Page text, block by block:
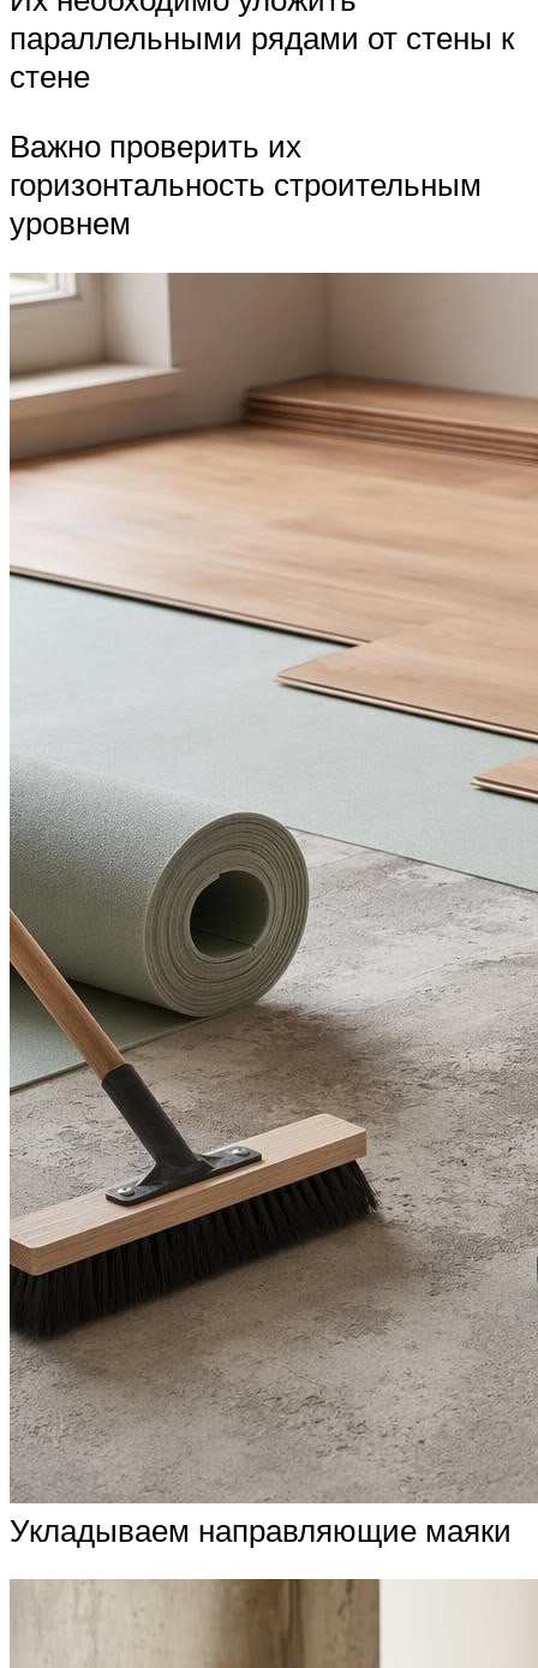
параллельными рядами от стены к
стене
Важно проверить их
горизонтальность строительным
уровнем
Укладываем направляющие маяки